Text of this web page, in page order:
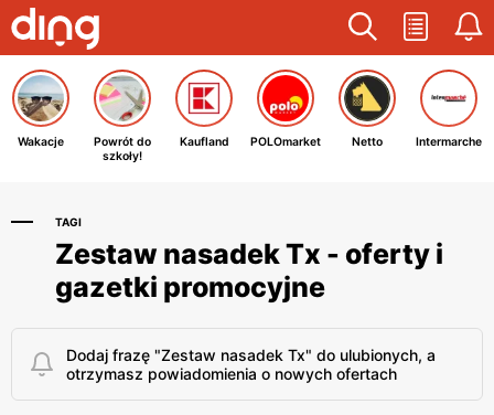
Wakacje
Powrót do
szkoły!
Kaufland POLOmarket Netto Intermarche
TAGI
Zestaw nasadek Tx - oferty i
gazetki promocyjne
Dodaj frazę "Zestaw nasadek Tx" do ulubionych, a
otrzymasz powiadomienia o nowych ofertach